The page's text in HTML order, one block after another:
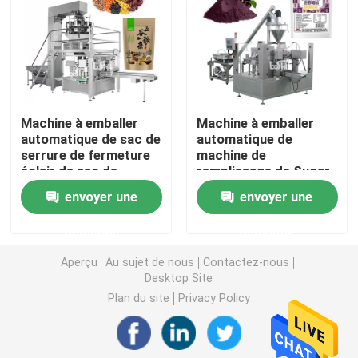
machine de remplissage de poudre
Machine à emballer de casse-croûte
Machine à emballer d'aliments surgelés
Machine de conditionnement de poche de Premade
Machine de remplissage de bouteilles semi
Accessoires de machine à emballer
Machine à emballer
automatique de sac de
serrure de fermeture
éclair de sac de
Premade de granule
de casse-croûte de
farine d'avoine de
envoyer une
Machine à emballer
automatique de
machine de
remplissage de Sugar
Powder Rice Powder
Flour de poudre de
cacao de Doybag
envoyer une
Aperçu Au sujet de nous
Contactez-nous
Desktop Site
Plan du site
Privacy Policy